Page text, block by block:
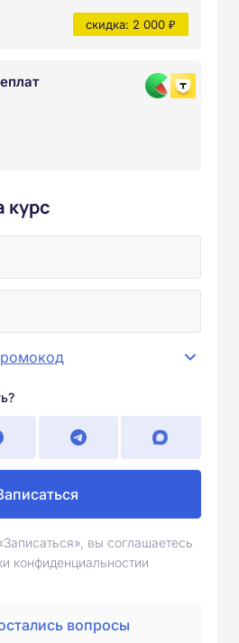
скидка: 2 000 ₽
курс
вы соглашаетесь
конфиденциальностии
вопросы